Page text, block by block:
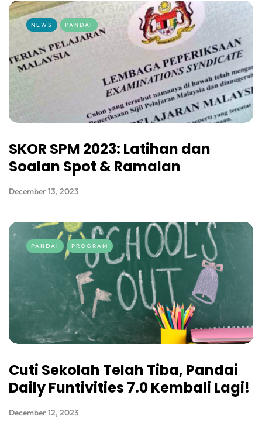
NEWS PANDAI
SKOR SPM 2023: Latihan dan
Soalan Spot & Ramalan
December 13, 2023
PANDAI PROGRAM
Cuti Sekolah Telah Tiba, Pandai
Daily Funtivities 7.0 Kembali Lagi!
December 12, 2023